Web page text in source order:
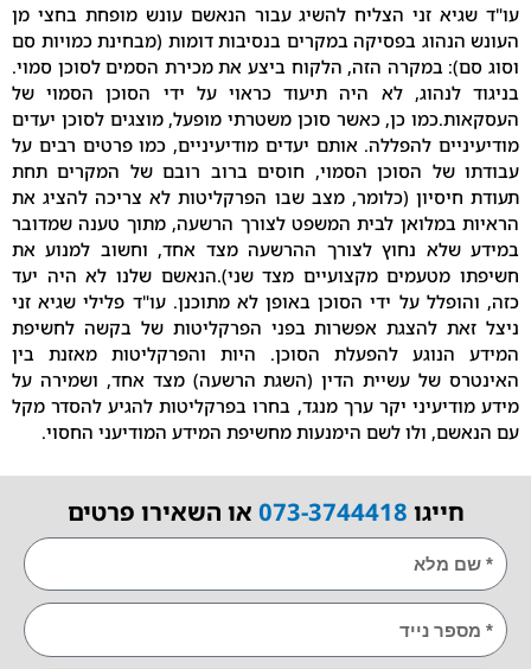
זני הצליח להשיג עבור הנאשם עונש מופחת בחצי מן
בפסיקה במקרים בנסיבות דומות (מבחינת כמויות סם
במקרה הזה, הלקוח ביצע את מכירת הסמים לסוכן סמוי.
לא היה תיעוד כראוי על ידי הסוכן הסמוי של
כן, כאשר סוכן משטרתי מופעל, מוצגים לסוכן יעדים
להפללה. אותם יעדים מודיעיניים, כמו פרטים רבים על
של הסוכן הסמוי, חוסים ברוב רובם של המקרים תחת
(כלומר, מצב שבו הפרקליטות לא צריכה להציג את
לבית המשפט לצורך הרשעה, מתוך טענה שמדובר
נחוץ לצורך ההרשעה מצד אחד, וחשוב למנוע את
מטעמים מקצועיים מצד שני).הנאשם שלנו לא היה יעד
על ידי הסוכן באופן לא מתוכנן. עו"ד פלילי שגיא זני
להצגת אפשרות בפני הפרקליטות של בקשה לחשיפת
להפעלת הסוכן. היות והפרקליטות מאזנת בין
של עשיית הדין (השגת הרשעה) מצד אחד, ושמירה על
יקר ערך מנגד, בחרו בפרקליטות להגיע להסדר מקל
ולו לשם הימנעות מחשיפת המידע המודיעני החסוי.
073-3744418או השאירו פרטים